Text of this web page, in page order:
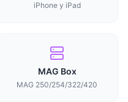
iPhone y iPad
MAG Box
MAG 250/254/322/420